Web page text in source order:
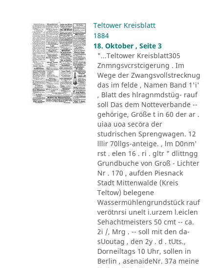
Teltower Kreisblatt
1884
18. Oktober , Seite 3
"...Teltower Kreisblatt305
Znmngsvcrstcigerung . Im
Wege der Zwangsvollstrecknug
das im felde , Namen Band 1'i'
, Blatt des hlragnmdstüg- rauf
soll Das dem Notteverbande --
gehörige, Größe t in 60 der ar .
uiaa uoa secöra der
studrischen Sprengwagen. 12
lllir 70llgs-anteige. , lm D0nm'
rst . elen 16 . ri . gltr " dlittngg
Grundbuche von Groß - Lichter
Nr . 170 , aufden Piesnack
Stadt Mittenwalde (Kreis
Teltow) belegene
Wassermühlengrundstück rauf
verötnrsi unelt i.urzem l.eiclen
Sehachtmeisters 50 cmt -- ca.
2i /, Mrg . -- soll mit den da-
sUoutag , den 2y . d . tUts.,
Dorneiltags 10 Uhr, sollen in
Berlin , asenaideNr. 37a meine